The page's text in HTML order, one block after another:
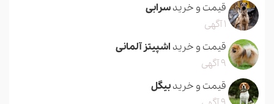
قیمت و خریدسرابی
1 آگهی
قیمت و خرید اشپیتز آلمانی
9 آگهی
قیمت و خریدبیگل